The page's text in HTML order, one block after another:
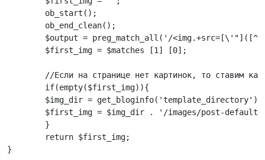
//Если на странице нет картинок, то ставим